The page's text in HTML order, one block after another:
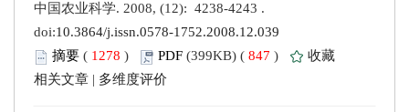
中国农业科学. 2008, (12): 4238-4243 .
doi:10.3864/j.issn.0578-1752.2008.12.039
摘要 ( 1278 ) PDF (399KB) ( 847 )
收藏
相关文章 | 多维度评价